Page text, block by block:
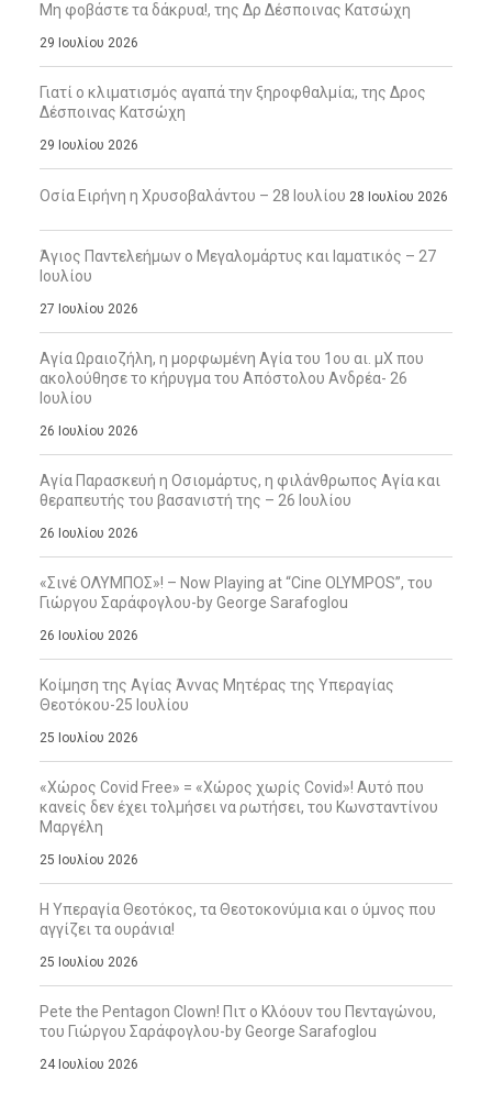
Μη φοβάστε τα δάκρυα!, της Δρ Δέσποινας Κατσώχη
29 Ιουλίου 2026
Γιατί ο κλιματισμός αγαπά την ξηροφθαλμία;, της Δρος
Δέσποινας Κατσώχη
29 Ιουλίου 2026
Οσία Ειρήνη η Χρυσοβαλάντου – 28 Ιουλίου 28 Ιουλίου 2026
Άγιος Παντελεήμων ο Μεγαλομάρτυς και Ιαματικός – 27
Ιουλίου
27 Ιουλίου 2026
Αγία Ωραιοζήλη, η μορφωμένη Αγία του 1ου αι. μΧ που
ακολούθησε το κήρυγμα του Απόστολου Ανδρέα- 26
Ιουλίου
26 Ιουλίου 2026
Αγία Παρασκευή η Οσιομάρτυς, η φιλάνθρωπος Αγία και
θεραπευτής του βασανιστή της – 26 Ιουλίου
26 Ιουλίου 2026
«Σινέ ΟΛΥΜΠΟΣ»! – Now Playing at “Cine OLYMPOS”, του
Γιώργου Σαράφογλου-by George Sarafoglou
26 Ιουλίου 2026
Κοίμηση της Αγίας Άννας Μητέρας της Υπεραγίας
Θεοτόκου-25 Ιουλίου
25 Ιουλίου 2026
«Χώρος Covid Free» = «Χώρος χωρίς Covid»! Αυτό που
κανείς δεν έχει τολμήσει να ρωτήσει, του Κωνσταντίνου
Μαργέλη
25 Ιουλίου 2026
Η Υπεραγία Θεοτόκος, τα Θεοτοκονύμια και ο ύμνος που
αγγίζει τα ουράνια!
25 Ιουλίου 2026
Pete the Pentagon Clown! Πιτ ο Κλόουν του Πενταγώνου,
του Γιώργου Σαράφογλου-by George Sarafoglou
24 Ιουλίου 2026